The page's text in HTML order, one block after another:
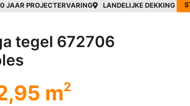
JAAR PROJECTERVARING LANDELIJKE DEKKING
tegel 672706
m2